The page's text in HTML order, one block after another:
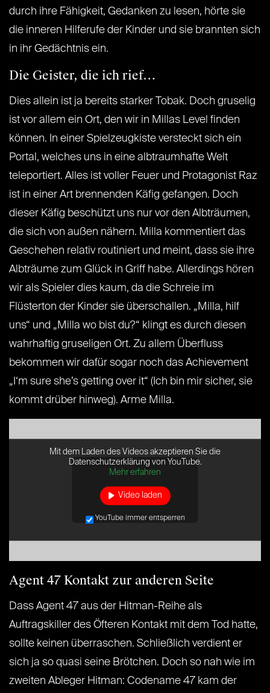
durch ihre Fähigkeit, Gedanken zu lesen, hörte sie
die inneren Hilferufe der Kinder und sie brannten sich
in ihr Gedächtnis ein.
Die Geister, die ich rief…
Dies allein ist ja bereits starker Tobak. Doch gruselig
ist vor allem ein Ort, den wir in Millas Level finden
können. In einer Spielzeugkiste versteckt sich ein
Portal, welches uns in eine albtraumhafte Welt
teleportiert. Alles ist voller Feuer und Protagonist Raz
ist in einer Art brennenden Käfig gefangen. Doch
dieser Käfig beschützt uns nur vor den Albträumen,
die sich von außen nähern. Milla kommentiert das
Geschehen relativ routiniert und meint, dass sie ihre
Albträume zum Glück in Griff habe. Allerdings hören
wir als Spieler dies kaum, da die Schreie im
Flüsterton der Kinder sie überschallen. „Milla, hilf
uns“ und „Milla wo bist du?“ klingt es durch diesen
wahrhaftig gruseligen Ort. Zu allem Überfluss
bekommen wir dafür sogar noch das Achievement
„I‘m sure she’s getting over it“ (Ich bin mir sicher, sie
kommt drüber hinweg). Arme Milla.
Mit dem Laden des Videos akzeptieren Sie die
Datenschutzerklärung von YouTube.
Mehr erfahren
Video laden
YouTube immer entsperren
Agent 47 Kontakt zur anderen Seite
Dass Agent 47 aus der Hitman-Reihe als
Auftragskiller des Öfteren Kontakt mit dem Tod hatte,
sollte keinen überraschen. Schließlich verdient er
sich ja so quasi seine Brötchen. Doch so nah wie im
zweiten Ableger Hitman: Codename 47 kam der